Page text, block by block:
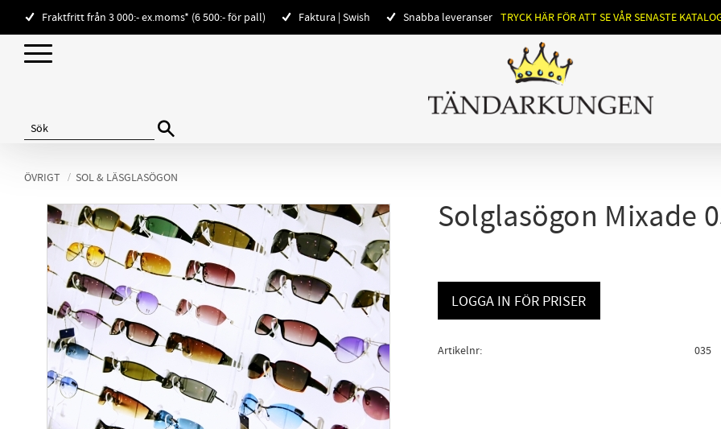
Fraktfritt från 3 000:- ex.moms* (6 500:- för pall) Faktura | Swish Snabba leveranser TRYCK HÄR FÖR ATT SE VÅR SENASTE
ÖVRIGT SOL & LÄSGLASÖGON
Solglasögon Mixade
LOGGA IN FÖR PRISER
Artikelnr 035